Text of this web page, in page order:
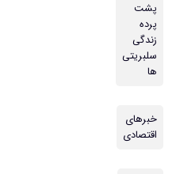
پشت
پرده
زندگی
سلبریتی
ها
خبرهای
اقتصادی